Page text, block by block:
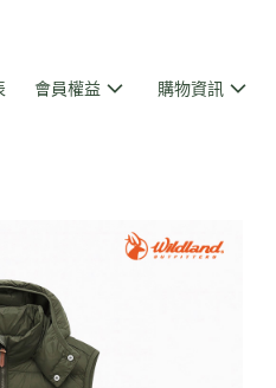
會員權益 購物資訊